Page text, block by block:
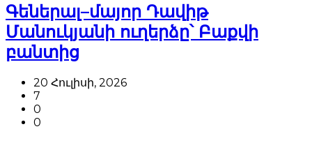
Գեներալ–մայոր Դավիթ
Մանուկյանի ուղերձը՝ Բաքվի
բանտից
20 Հուլիսի, 2026
7
0
0